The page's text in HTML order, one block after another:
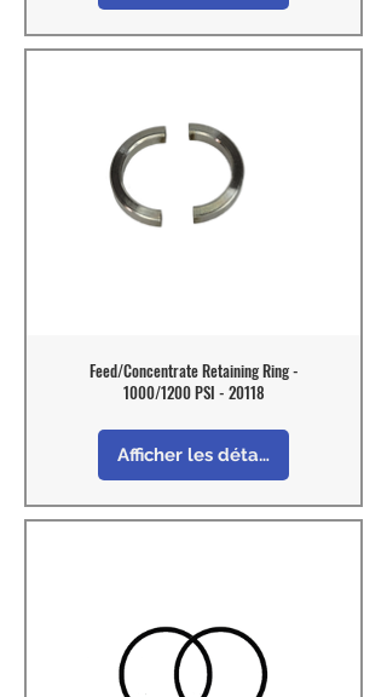
Feed/Concentrate Retaining Ring -
1000/1200 PSI - 20118
Afficher les détails